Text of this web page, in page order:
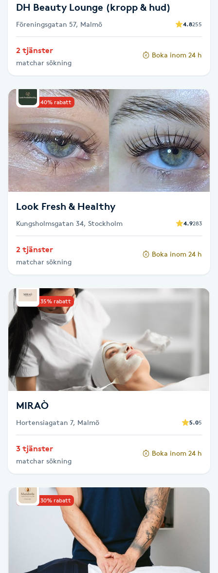
Diamantslipning
Enzympeeling
Extensions borttagning
Eyeliner-tatuering
F
Face framing
Faceliftmassage
Fet hårbotten
Fettreducering
Fillers
Fotmassage
Fotsvamp
Fotvård
Fransar
Fransborttagning
Fransfärgning
Fransförlängning
Fransförlängning Megavolym
Fransförlängning Volym
DH Beauty Lounge (kropp & hud)
Föreningsgatan 57, Malmö 4.8255
2 tjänster
matchar sökning
Boka inom 24 h
Upp till 40% rabatt
Look Fresh & Healthy
Kungsholmsgatan 34, Stockholm 4.9283
2 tjänster
matchar sökning
Boka inom 24 h
Upp till 35% rabatt
MIRAÒ
Hortensiagatan 7, Malmö 5.05
3 tjänster
matchar sökning
Boka inom 24 h
Upp till 30% rabatt